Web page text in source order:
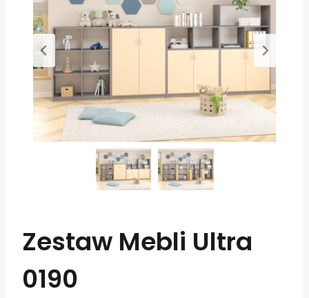
Zestaw Mebli Ultra
0190